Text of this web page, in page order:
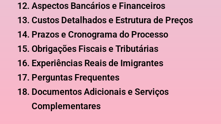
Aspectos Bancários e Financeiros
Custos Detalhados e Estrutura de Preços
Prazos e Cronograma do Processo
Obrigações Fiscais e Tributárias
Experiências Reais de Imigrantes
Perguntas Frequentes
Documentos Adicionais e Serviços
Complementares